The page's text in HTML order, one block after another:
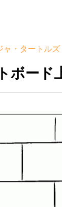
ャ・タートルズ
ボード